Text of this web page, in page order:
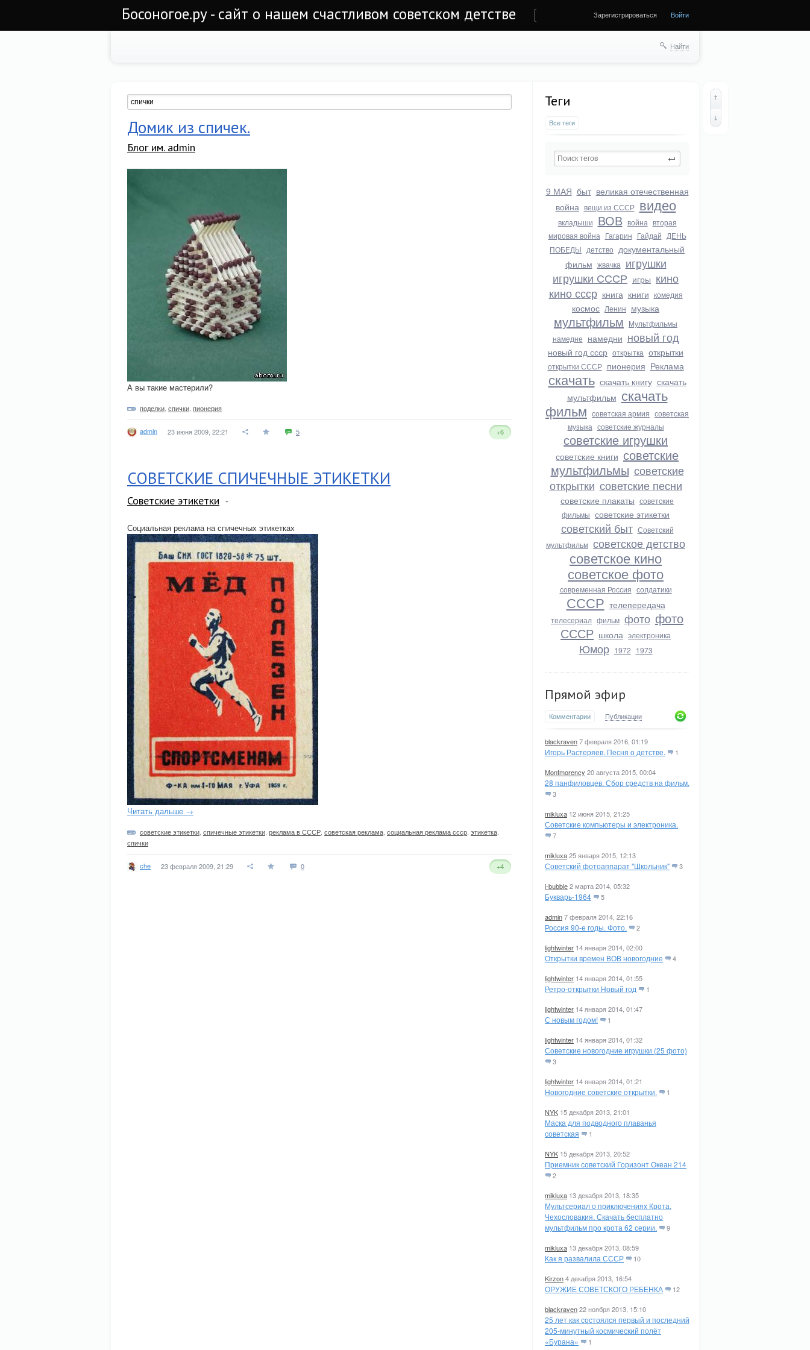
Босоногое.ру - сайт о нашем счастливом советском детстве Зарегистрироваться Войти
Найти
Теги
Все теги
9 МАЯ быт великая отечественная
война вещи из СССР видео
вкладыши ВОВ война вторая
мировая война Гагарин Гайдай ДЕНЬ
ПОБЕДЫ детство документальный
фильм жвачка игрушки
игрушки СССР игры кино
кино ссср книга книги комедия
космос Ленин музыка
мультфильм Мультфильмы
намедне намедни новый год
новый год ссср открытка открытки
открытки СССР пионерия Реклама
скачать скачать книгу скачать
мультфильм скачать
фильм советская армия советская
музыка советские журналы
советские игрушки
советские книги советские
мультфильмы советские
открытки советские песни
советские плакаты советские
фильмы советские этикетки
советский быт Советский
мультфильм советское детство
советское кино
советское фото
современная Россия солдатики
СССР телепередача
телесериал фильм фото фото
СССР школа электроника
Юмор 1972 1973
Прямой эфир
Комментарии Публикации
blackraven7 февраля 2016, 01:19
Игорь Растеряев. Песня о детстве. 1
Montmorency 20 августа 2015, 00:04
28 панфиловцев. Сбор средств на фильм.
3
mikluxa 12 июня 2015, 21:25
Советские компьютеры и электроника.
7
mikluxa25 января 2015, 12:13
Советский фотоаппарат "Школьник" 3
i-bubble2 марта 2014, 05:32
Букварь-1964 5
admin7 февраля 2014, 22:16
Россия 90-е годы. Фото. 2
lightwinter 14 января 2014, 02:00
Открытки времен ВОВ новогодние 4
lightwinter 14 января 2014, 01:55
Ретро-открытки Новый год 1
lightwinter 14 января 2014, 01:47
С новым годом! 1
lightwinter 14 января 2014, 01:32
Советские новогодние игрушки (25 фото)
3
lightwinter 14 января 2014, 01:21
Новогодние советские открытки. 1
NYK 15 декабря 2013, 21:01
Маска для подводного плаванья
советская
1
NYK 15 декабря 2013, 20:52
Приемник советский Горизонт Океан 214
2
mikluxa 13 декабря 2013, 18:35
Мультсериал о приключениях Крота.
Чехословакия. Скачать бесплатно
мультфильм про крота 62 серии.
9
mikluxa 13 декабря 2013, 08:59
Как я развалила СССР 10
Kirzon4 декабря 2013, 16:54
ОРУЖИЕ СОВЕТСКОГО РЕБЕНКА 12
blackraven22 ноября 2013, 15:10
25 лет как состоялся первый и последний
205-минутный космический полёт
«Бурана»
1
Домик из спичек.
Блог им. admin
А вы такие мастерили?
поделки спички пионерия
admin 23 июня 2009, 22:21 5 +6
СОВЕТСКИЕ СПИЧЕЧНЫЕ ЭТИКЕТКИ
Советские этикетки
Социальная реклама на спичечных этикетках
Читать дальше →
советские этикетки спичечные этикетки реклама в СССР советская реклама социальная реклама ссср этикетка
спички
che 23 февраля 2009, 21:29 0 +4